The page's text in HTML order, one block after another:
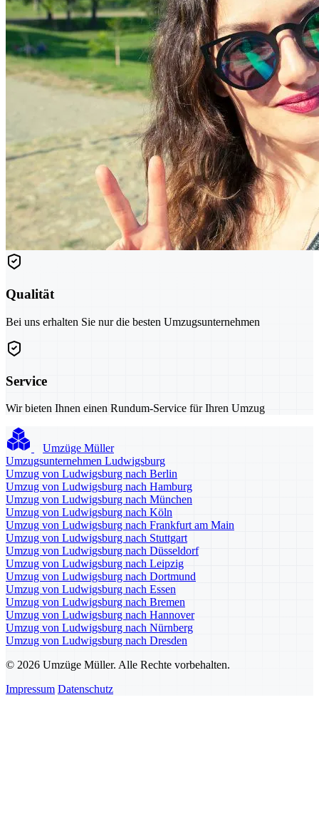
Qualität
Bei uns erhalten Sie nur die besten Umzugsunternehmen
Service
Wir bieten Ihnen einen Rundum-Service für Ihren Umzug
Umzüge Müller
Umzugsunternehmen Ludwigsburg
Umzug von Ludwigsburg nach Berlin
Umzug von Ludwigsburg nach Hamburg
Umzug von Ludwigsburg nach München
Umzug von Ludwigsburg nach Köln
Umzug von Ludwigsburg nach Frankfurt am Main
Umzug von Ludwigsburg nach Stuttgart
Umzug von Ludwigsburg nach Düsseldorf
Umzug von Ludwigsburg nach Leipzig
Umzug von Ludwigsburg nach Dortmund
Umzug von Ludwigsburg nach Essen
Umzug von Ludwigsburg nach Bremen
Umzug von Ludwigsburg nach Hannover
Umzug von Ludwigsburg nach Nürnberg
Umzug von Ludwigsburg nach Dresden
© 2026 Umzüge Müller. Alle Rechte vorbehalten.
Impressum Datenschutz